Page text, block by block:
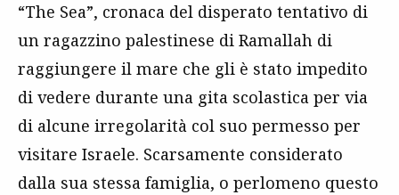
“The Sea”, cronaca del disperato tentativo di
un ragazzino palestinese di Ramallah di
raggiungere il mare che gli è stato impedito
di vedere durante una gita scolastica per via
di alcune irregolarità col suo permesso per
visitare Israele. Scarsamente considerato
dalla sua stessa famiglia, o perlomeno questo